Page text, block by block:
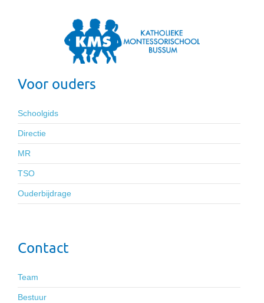
Voor ouders
Schoolgids
Directie
MR
TSO
Ouderbijdrage
Contact
Team
Bestuur